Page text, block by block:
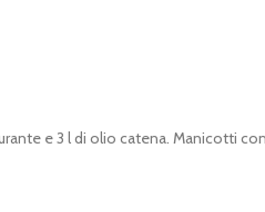
e 3 l di olio catena. Manicotti